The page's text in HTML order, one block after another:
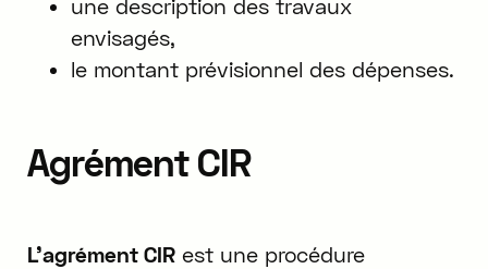
une description des travaux
envisagés,
le montant prévisionnel des dépenses.
Agrément CIR
L'agrément CIRest une procédure